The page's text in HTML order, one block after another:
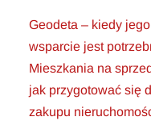
Geodeta – kiedy jego
wsparcie jest
Mieszkania na
jak przygotować się
zakupu